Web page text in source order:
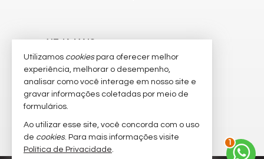
VEJA MAIS
receba nosso newsletter
cadastre seu imóvel
imóveis favoritos
mapa de imóveis
1
Utilizamos cookiespara oferecer melhor
experiência, melhorar o desempenho,
analisar como você interage em nosso site e
gravar informações coletadas por meio de
formulários.
Ao utilizar esse site, você concorda com o uso
de cookies. Para mais informações visite
Política de Privacidade.